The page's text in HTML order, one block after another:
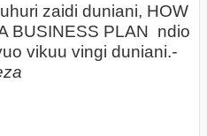
zaidi duniani, HOW
BUSINESS PLAN ndio
vikuu vingi duniani.-